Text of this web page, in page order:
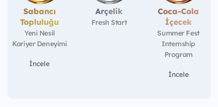
Sabancı
Topluluğu
Yeni Nesil
Kariyer Deneyimi
İncele
Arçelik
Fresh Start
Coca-Cola
İçecek
Summer Fest
Internship
Program
İncele